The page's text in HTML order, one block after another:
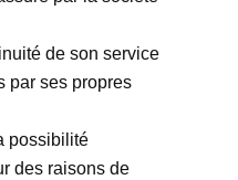
de son service
par ses propres
possibilité
des raisons de